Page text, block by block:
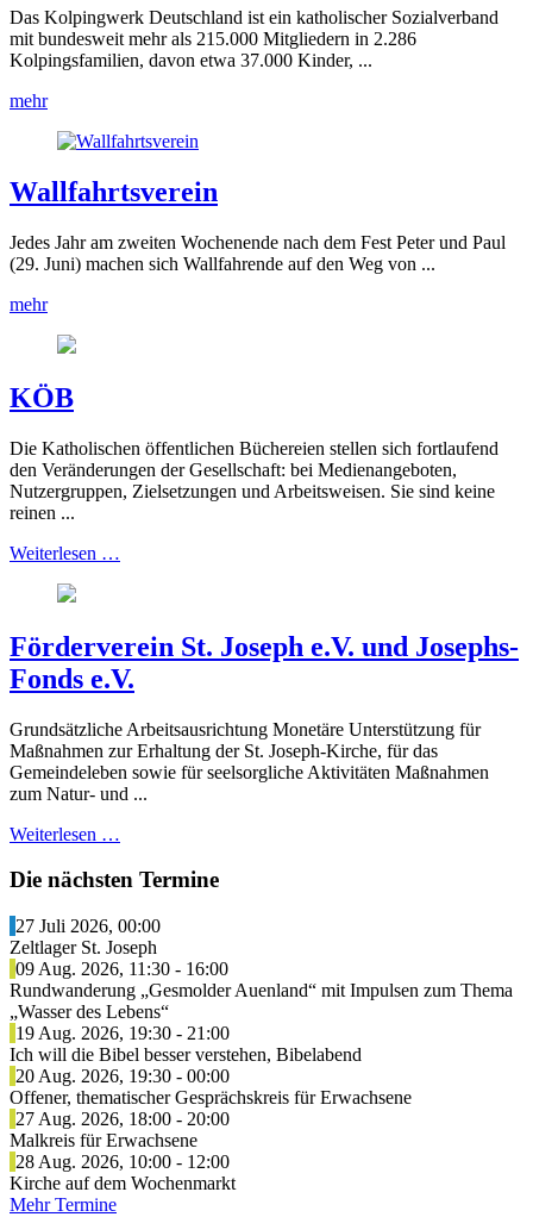
Das Kolpingwerk Deutschland ist ein katholischer Sozialverband
mit bundesweit mehr als 215.000 Mitgliedern in 2.286
Kolpingsfamilien, davon etwa 37.000 Kinder, ...
mehr
Wallfahrtsverein
Jedes Jahr am zweiten Wochenende nach dem Fest Peter und Paul
(29. Juni) machen sich Wallfahrende auf den Weg von ...
mehr
KÖB
Die Katholischen öffentlichen Büchereien stellen sich fortlaufend
den Veränderungen der Gesellschaft: bei Medienangeboten,
Nutzergruppen, Zielsetzungen und Arbeitsweisen. Sie sind keine
reinen ...
Weiterlesen …
Förderverein St. Joseph e.V. und Josephs-
Fonds e.V.
Grundsätzliche Arbeitsausrichtung Monetäre Unterstützung für
Maßnahmen zur Erhaltung der St. Joseph-Kirche, für das
Gemeindeleben sowie für seelsorgliche Aktivitäten Maßnahmen
zum Natur- und ...
Weiterlesen …
Die nächsten Termine
27 Juli 2026, 00:00
Zeltlager St. Joseph
09 Aug. 2026, 11:30 - 16:00
Rundwanderung „Gesmolder Auenland“ mit Impulsen zum Thema
„Wasser des Lebens“
19 Aug. 2026, 19:30 - 21:00
Ich will die Bibel besser verstehen, Bibelabend
20 Aug. 2026, 19:30 - 00:00
Offener, thematischer Gesprächskreis für Erwachsene
27 Aug. 2026, 18:00 - 20:00
Malkreis für Erwachsene
28 Aug. 2026, 10:00 - 12:00
Kirche auf dem Wochenmarkt
Mehr Termine